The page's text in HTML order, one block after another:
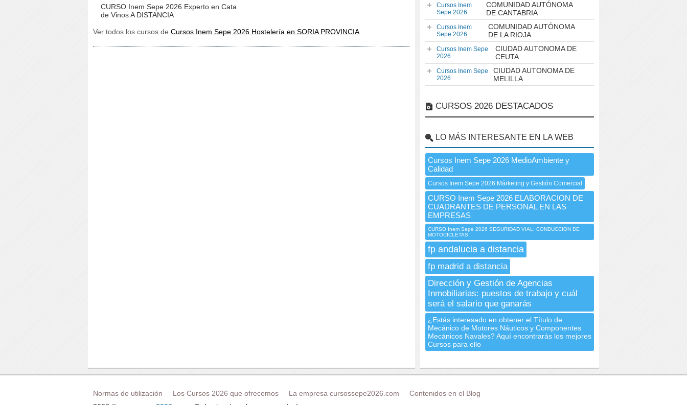
CURSO Inem Sepe 2026 Experto en Cata
de Vinos A DISTANCIA
Ver todos los cursos de Cursos Inem Sepe 2026 Hostelería en SORIA PROVINCIA
Cursos Inem
Sepe 2026
COMUNIDAD AUTÓNOMA
DE CANTABRIA
Cursos Inem
Sepe 2026
COMUNIDAD AUTÓNOMA
DE LA RIOJA
Cursos Inem Sepe
2026
CIUDAD AUTONOMA DE
CEUTA
Cursos Inem Sepe
2026
CIUDAD AUTONOMA DE
MELILLA
CURSOS 2026 DESTACADOS
LO MÁS INTERESANTE EN LA WEB
Cursos Inem Sepe 2026 MedioAmbiente y
Calidad
Cursos Inem Sepe 2026 Márketing y Gestión Comercial
CURSO Inem Sepe 2026 ELABORACION DE
CUADRANTES DE PERSONAL EN LAS
EMPRESAS
CURSO Inem Sepe 2026 SEGURIDAD VIAL: CONDUCCION DE
MOTOCICLETAS
fp andalucia a distancia
fp madrid a distancia
Dirección y Gestión de Agencias
Inmobiliarias: puestos de trabajo y cuál
será el salario que ganarás
¿Estás interesado en obtener el Título de
Mecánico de Motores Náuticos y Componentes
Mecánicos Navales? Aquí encontrarás los mejores
Cursos para ello
Normas de utilización Los Cursos 2026 que ofrecemos La empresa cursossepe2026.com
Contenidos en el Blog